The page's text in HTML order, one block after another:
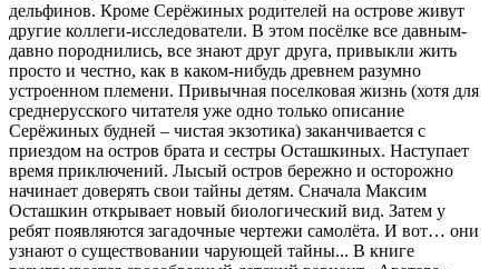
дельфинов. Кроме Серёжиных родителей на острове живут
другие коллеги-исследователи. В этом посёлке все давным-
давно породнились, все знают друг друга, привыкли жить
просто и честно, как в каком-нибудь древнем разумно
устроенном племени. Привычная поселковая жизнь (хотя для
среднерусского читателя уже одно только описание
Серёжиных будней – чистая экзотика) заканчивается с
приездом на остров брата и сестры Осташкиных. Наступает
время приключений. Лысый остров бережно и осторожно
начинает доверять свои тайны детям. Сначала Максим
Осташкин открывает новый биологический вид. Затем у
ребят появляются загадочные чертежи самолёта. И вот… они
узнают о существовании чарующей тайны... В книге